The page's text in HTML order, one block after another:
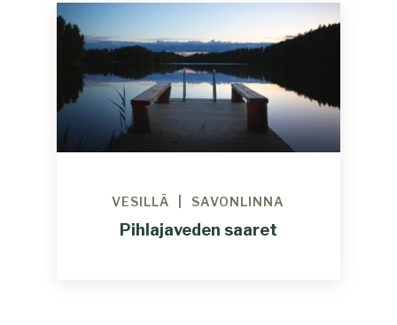
VESILLÄ SAVONLINNA
Pihlajaveden saaret